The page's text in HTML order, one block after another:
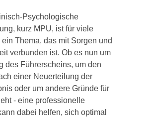
Psychologische
kurz MPU, ist für viele
ein Thema, das mit Sorgen und
verbunden ist. Ob es nun um
des Führerscheins, um den
einer Neuerteilung der
oder um andere Gründe für
- eine professionelle
dabei helfen, sich optimal